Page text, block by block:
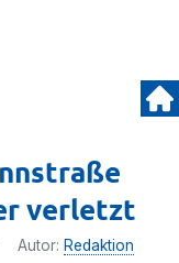
verletzt
Autor: Redaktion